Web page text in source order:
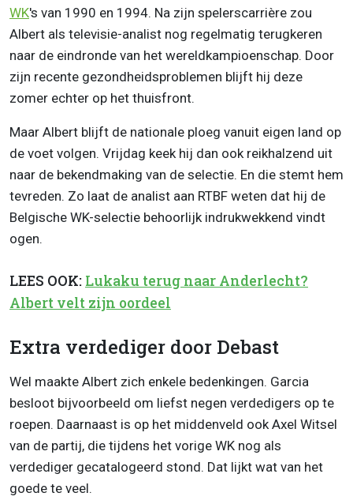
WK's van 1990 en 1994. Na zijn spelerscarrière zou
Albert als televisie-analist nog regelmatig terugkeren
naar de eindronde van het wereldkampioenschap. Door
zijn recente gezondheidsproblemen blijft hij deze
zomer echter op het thuisfront.
Maar Albert blijft de nationale ploeg vanuit eigen land op
de voet volgen. Vrijdag keek hij dan ook reikhalzend uit
naar de bekendmaking van de selectie. En die stemt hem
tevreden. Zo laat de analist aan RTBF weten dat hij de
Belgische WK-selectie behoorlijk indrukwekkend vindt
ogen.
LEES OOK: Lukaku terug naar Anderlecht?
Albert velt zijn oordeel
Extra verdediger door Debast
Wel maakte Albert zich enkele bedenkingen. Garcia
besloot bijvoorbeeld om liefst negen verdedigers op te
roepen. Daarnaast is op het middenveld ook Axel Witsel
van de partij, die tijdens het vorige WK nog als
verdediger gecatalogeerd stond. Dat lijkt wat van het
goede te veel.